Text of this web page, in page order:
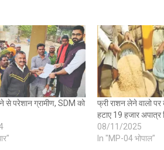
से परेशान ग्रामीण, SDM को
फ्री राशन लेने वालो पर
हटाए 19 हजार अपात्र
08/11/2025
In "MP-04 भोपाल"